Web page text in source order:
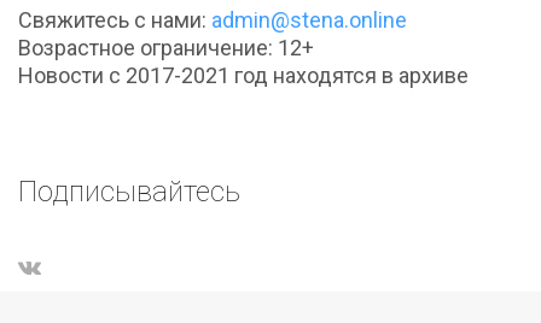
Свяжитесь с нами: admin@stena.online
Возрастное ограничение: 12+
Новости с 2017-2021 год находятся в архиве
Подписывайтесь